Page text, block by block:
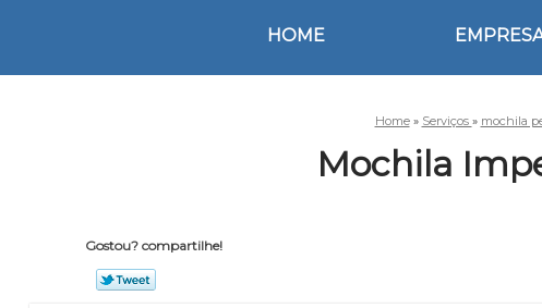
HOME
Home » Serviços » mochila
Mochila
Gostou? compartilhe!